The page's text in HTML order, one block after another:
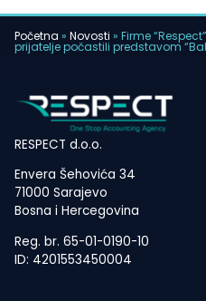
Početna » Novosti » Firme
prijatelje počastili predstavom
RESPECT d.o.o.
Envera Šehovića 34
71000 Sarajevo
Bosna i Hercegovina
Reg. br. 65-01-0190-10
ID: 4201553450004